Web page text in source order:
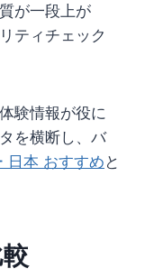
が一段上が
ティチェック
験情報が役に
を横断し、バ
日本 おすすめ と